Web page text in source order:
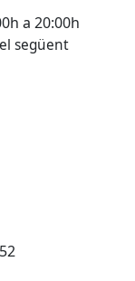
a 20:00h
següent